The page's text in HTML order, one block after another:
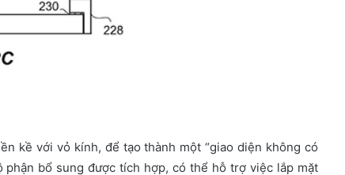
kề với vỏ kính, để tạo thành một “giao diện không có
bổ sung được tích hợp, có thể hỗ trợ việc lắp mặt